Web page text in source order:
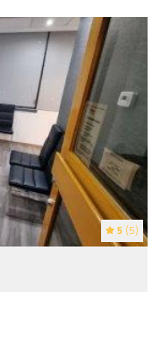
5 (5)